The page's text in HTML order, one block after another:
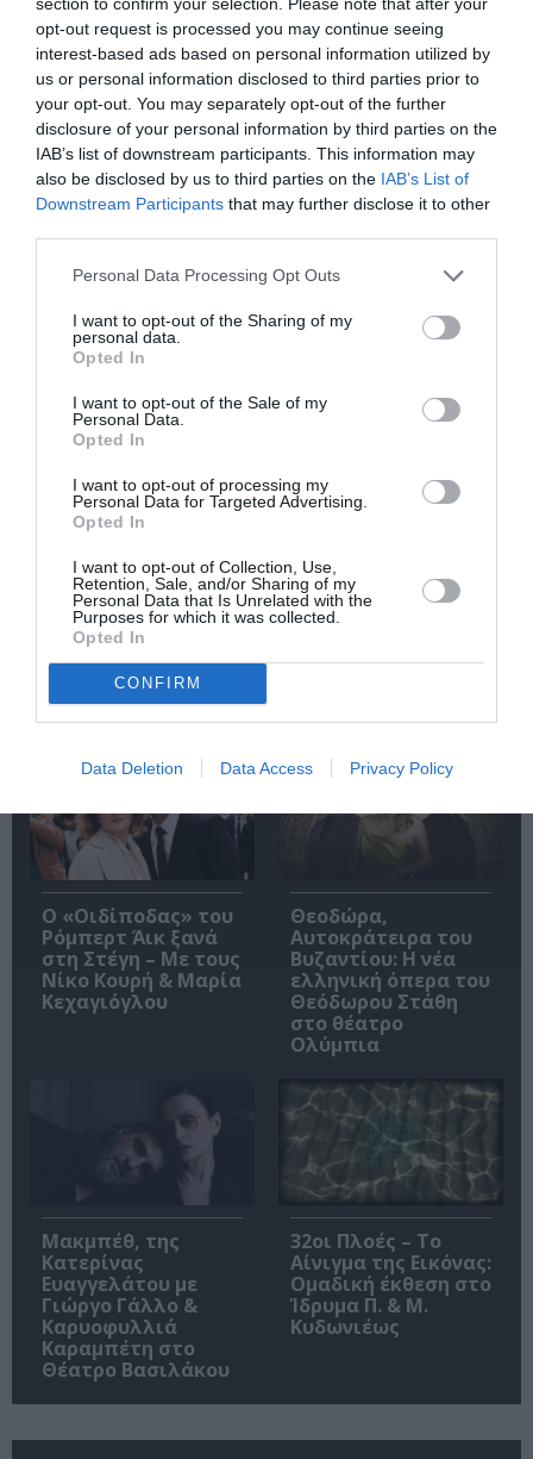
opt-out request is processed you may continue seeing
interest-based ads based on personal information utilized by
us or personal information disclosed to third parties prior to
your opt-out. You may separately opt-out of the further
disclosure of your personal information by third parties on the
IAB’s list of downstream participants. This information may
also be disclosed by us to third parties on the IAB’s List of
Downstream Participants that may further disclose it to other
Personal Data Processing Opt Outs
I want to opt-out of the Sharing of my
personal data.
Opted In
I want to opt-out of the Sale of my
Personal Data.
Opted In
I want to opt-out of processing my
Personal Data for Targeted Advertising.
Opted In
I want to opt-out of Collection, Use,
Retention, Sale, and/or Sharing of my
Personal Data that Is Unrelated with the
Purposes for which it was collected.
Opted In
CONFIRM
Data Deletion Data Access Privacy Policy
Από 10 έως 16 Δεκεμβρίου
http://www.praksis.gr
Ακολουθήστε το Culturenow.gr στοGoogle News
μάθετε πρώτοι όλες τις ειδήσεις
Δείτε όλα τατελευταία νέαγια την Τέχνη και τον
Πολιτισμό στοCulturenow.gr
Νέοι Διαγωνισμοί❯
Newsletter
την Τέχνη και τον Πολιτισμό!
Δημοφιλή Άρθρα
O «Οιδίποδας» του
Ρόμπερτ Άικ ξανά
στη Στέγη – Με τους
Νίκο Κουρή & Μαρία
Κεχαγιόγλου
Θεοδώρα,
Αυτοκράτειρα του
Βυζαντίου: Η νέα
ελληνική όπερα του
Θεόδωρου Στάθη
στο θέατρο
Ολύμπια
Μακμπέθ, της
Κατερίνας
Ευαγγελάτου με
Γιώργο Γάλλο &
Καρυοφυλλιά
Καραμπέτη στο
Θέατρο Βασιλάκου
32οι Πλοές – Το
Αίνιγμα της Εικόνας:
Ομαδική έκθεση στο
Ίδρυμα Π. & Μ.
Κυδωνιέως